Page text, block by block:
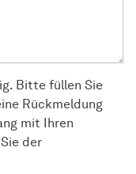
Bitte füllen Sie
Rückmeldung
mit Ihren
der